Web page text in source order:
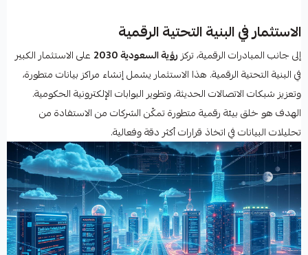
الاستثمار في البنية التحتية الرقمية
إلى جانب المبادرات الرقمية، تركزرؤية السعودية 2030
على الاستثمار الكبير
في البنية التحتية الرقمية. هذا الاستثمار يشمل إنشاء مراكز بيانات متطورة،
وتعزيز شبكات الاتصالات الحديثة، وتطوير البوابات الإلكترونية الحكومية.
الهدف هو خلق بيئة رقمية متطورة تمكّن الشركات من الاستفادة من
تحليلات البيانات في اتخاذ قرارات أكثر دقة وفعالية.